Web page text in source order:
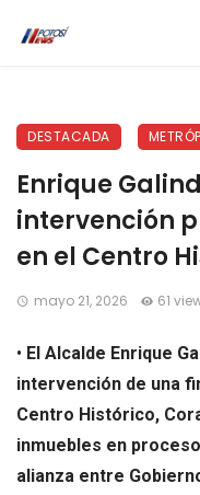
DESTACADA
Enrique
intervención
en el Centro
mayo 21, 2026 61
• El Alcalde Enrique
intervención de una
Centro Histórico,
inmuebles en
alianza entre